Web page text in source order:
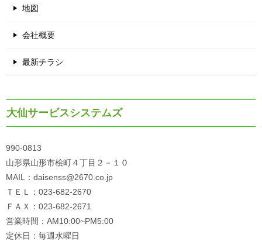
地図
会社概要
最新チラシ
大仙サービスシステムズ
990-0813
山形県山形市桧町４丁目２－１０
MAIL：daisenss@2670.co.jp
ＴＥＬ：023-682-2670
ＦＡＸ：023-682-2671
営業時間：AM10:00~PM5:00
定休日：毎週水曜日